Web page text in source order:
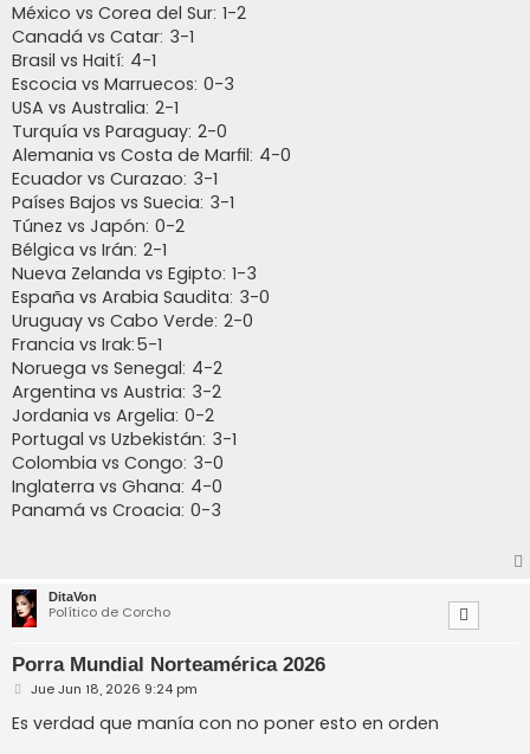
México vs Corea del Sur: 1-2
Canadá vs Catar: 3-1
Brasil vs Haití: 4-1
Escocia vs Marruecos: 0-3
USA vs Australia: 2-1
Turquía vs Paraguay: 2-0
Alemania vs Costa de Marfil: 4-0
Ecuador vs Curazao: 3-1
Países Bajos vs Suecia: 3-1
Túnez vs Japón: 0-2
Bélgica vs Irán: 2-1
Nueva Zelanda vs Egipto: 1-3
España vs Arabia Saudita: 3-0
Uruguay vs Cabo Verde: 2-0
Francia vs Irak:5-1
Noruega vs Senegal: 4-2
Argentina vs Austria: 3-2
Jordania vs Argelia: 0-2
Portugal vs Uzbekistán: 3-1
Colombia vs Congo: 3-0
Inglaterra vs Ghana: 4-0
Panamá vs Croacia: 0-3
DitaVon
Político de Corcho
Porra Mundial Norteamérica 2026
M
n
s
Jue Jun 18, 2026 9:24 pm
Es verdad que manía con no poner esto en orden